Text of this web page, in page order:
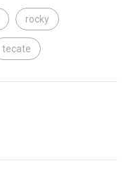
rocky
tecate